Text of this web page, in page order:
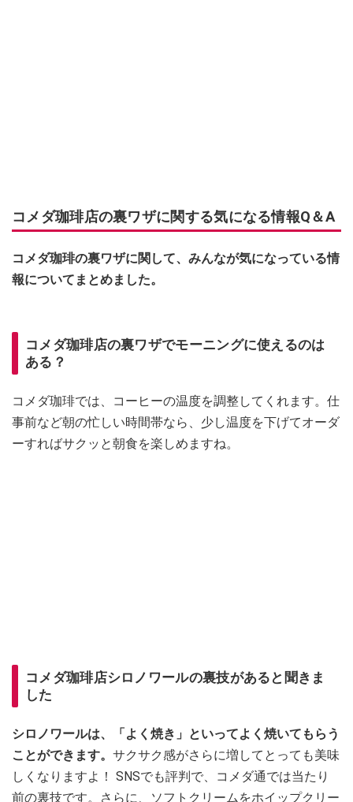
コメダ珈琲店の裏ワザに関する気になる情報Q＆A
コメダ珈琲の裏ワザに関して、みんなが気になっている情
報についてまとめました。
コメダ珈琲店の裏ワザでモーニングに使えるのは
ある？
コメダ珈琲では、コーヒーの温度を調整してくれます。仕
事前など朝の忙しい時間帯なら、少し温度を下げてオーダ
ーすればサクッと朝食を楽しめますね。
コメダ珈琲店シロノワールの裏技があると聞きま
した
シロノワールは、「よく焼き」といってよく焼いてもらう
ことができます。 サクサク感がさらに増してとっても美味
しくなりますよ！ SNSでも評判で、コメダ通では当たり
前の裏技です。さらに、ソフトクリームをホイップクリー